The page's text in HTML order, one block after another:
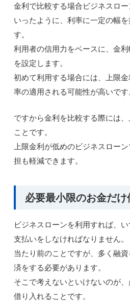
金利で比較する場合ビジネスロ
いったように、利率に一定の幅
す。
利用者の信用力をベースに、金
を設定します。
初めて利用する場合には、上限
率の適用される可能性が高いです
ですから金利を比較する際には
ことです。
上限金利が低めのビジネスロー
担も軽減できます。
必要最小限のお金だけ
ビジネスローンを利用すれば、
支払いをしなければなりません。
当たり前のことですが、多く融
済をする必要があります。
そこで考えないといけないのが
借り入れることです。